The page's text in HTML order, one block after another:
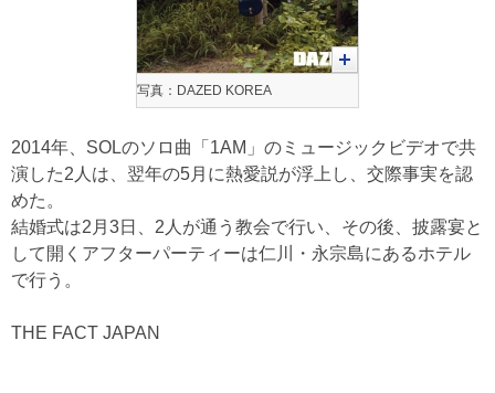
写真：DAZED KOREA
2014年、SOLのソロ曲「1AM」のミュージックビデオで共
演した2人は、翌年の5月に熱愛説が浮上し、交際事実を認
めた。
結婚式は2月3日、2人が通う教会で行い、その後、披露宴と
して開くアフターパーティーは仁川・永宗島にあるホテル
で行う。
THE FACT JAPAN